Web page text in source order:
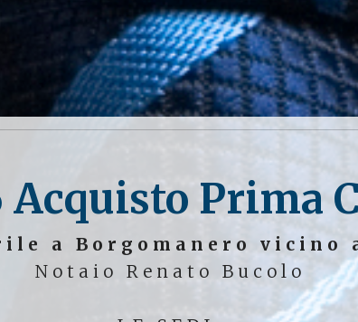
Prima
a Borgomanero vicino
Notaio Renato Bucolo